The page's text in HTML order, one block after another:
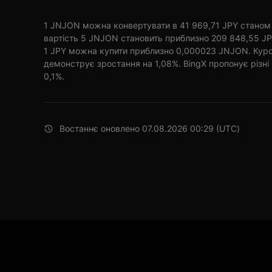
1 JNJON можна конвертувати в 41 969,71 JPY
вартість 5 JNJON становить приблизно 209 848,55
1 JPY можна купити приблизно 0,000023 JNJON.
демонструє зростання на 1,08%. BingX пропонує різні
0,1%.
Востаннє оновлено 07.08.2026 00:29 (UTC)